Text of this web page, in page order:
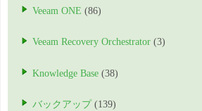
Veeam ONE (86)
Veeam Recovery Orchestrator (3)
Knowledge Base (38)
バックアップ (139)